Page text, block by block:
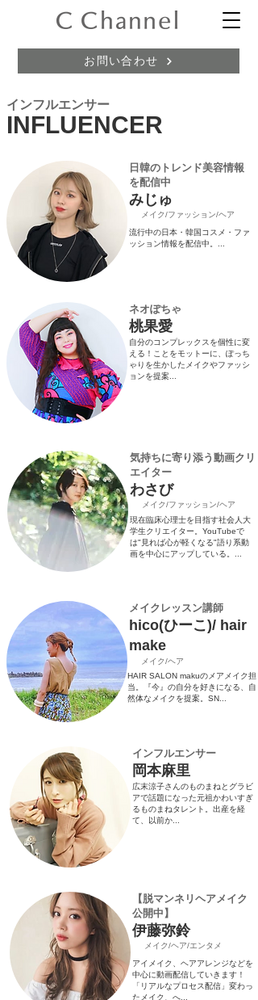
お問い合わせ
INFLUENCER
インフルエンサー
​日韓のトレンド美容情報
を配信中
みじゅ
メイク/ファッション/ヘア
流行中の日本・韓国コスメ・ファ
ッション情報を配信中。...
​ネオぽちゃ
桃果愛
自分のコンプレックスを個性に変
える！ことをモットーに、ぽっち
ゃりを生かしたメイクやファッシ
ョンを提案...
気持ちに寄り添う動画クリ
エイター
​わさび
​メイク/ファッション/ヘア
現在臨床心理士を目指す社会人大
学生クリエイター。YouTubeで
は"見れば心が軽くなる"語り系動
画を中心にアップしている。...
​メイクレッスン講師
hico(ひーこ)/ hair
make
​メイク/ヘア
HAIR SALON makuのメアメイク担
当。『今』の自分を好きになる、自
然体なメイクを提案。SN...
​インフルエンサー
岡本麻里
広末涼子さんのものまねとグラビ
アで話題になった元祖かわいすぎ
るものまねタレント​。出産を経
て、以前か...
​【脱マンネリヘアメイク
公開中】
伊藤弥鈴
​メイク/ヘア/エンタメ
アイメイク、ヘアアレンジなどを
中心に動画配信していきます！
「リアルなプロセス配信」変わっ
たメイク、へ...